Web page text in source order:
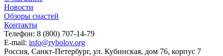
Новости
Обзоры снастей
Контакты
Телефон: 8 (800) 707-14-79
E-mail: info@rybolov.org
Россия, Санкт-Петербург, ул. Кубинская, дом 76, корпус 7